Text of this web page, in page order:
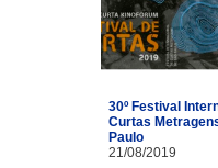
30º Festival
Curtas
Paulo
21/08/2019